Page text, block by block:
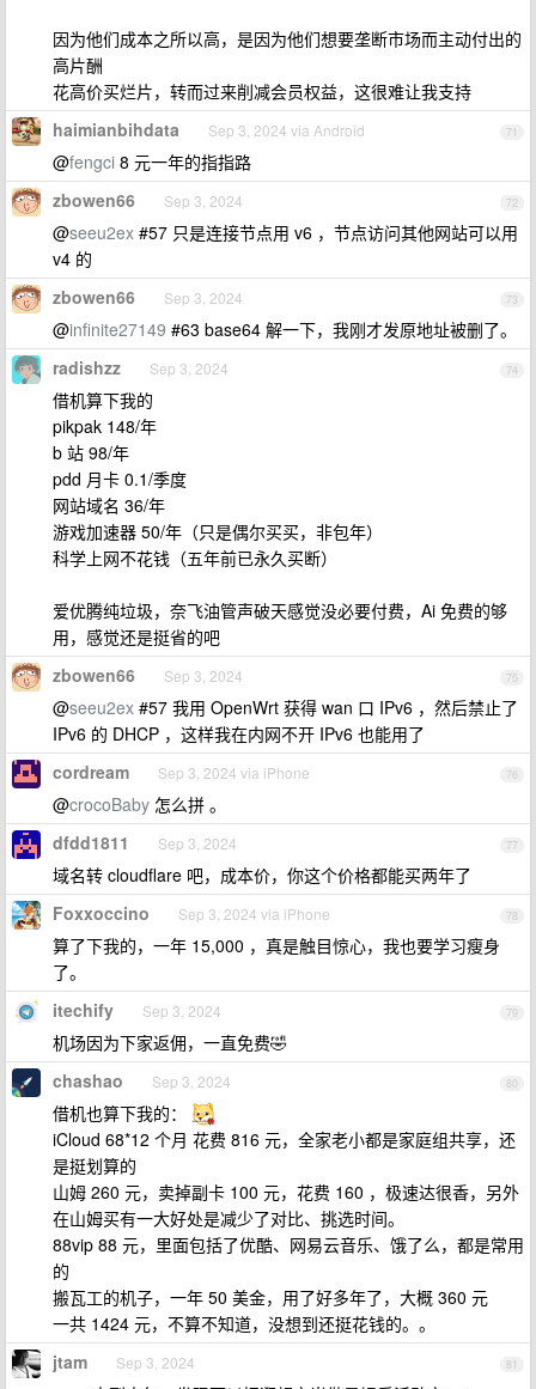
因为他们成本之所以高，是因为他们想要垄断市场而主动付出的
高片酬
花高价买烂片，转而过来削减会员权益，这很难让我支持
71
haimianbihdata Sep 3, 2024 via Android
@fengci 8 元一年的指指路
72
zbowen66 Sep 3, 2024
@seeu2ex #57 只是连接节点用 v6 ，节点访问其他网站可以用
v4 的
73
zbowen66 Sep 3, 2024
@infinite27149 #63 base64 解一下，我刚才发原地址被删了。
74
radishzz Sep 3, 2024
借机算下我的
pikpak 148/年
b 站 98/年
pdd 月卡 0.1/季度
网站域名 36/年
游戏加速器 50/年（只是偶尔买买，非包年）
科学上网不花钱（五年前已永久买断）
爱优腾纯垃圾，奈飞油管声破天感觉没必要付费，Ai 免费的够
用，感觉还是挺省的吧
75
zbowen66 Sep 3, 2024
@seeu2ex #57 我用 OpenWrt 获得 wan 口 IPv6 ，然后禁止了
IPv6 的 DHCP ，这样我在内网不开 IPv6 也能用了
76
cordream Sep 3, 2024 via iPhone
@crocoBaby 怎么拼 。
77
dfdd1811 Sep 3, 2024
域名转 cloudflare 吧，成本价，你这个价格都能买两年了
78
Foxxoccino Sep 3, 2024 via iPhone
算了下我的，一年 15,000 ，真是触目惊心，我也要学习瘦身
了。
79
itechify Sep 3, 2024
机场因为下家返佣，一直免费🤣
80
chashao Sep 3, 2024
借机也算下我的：
iCloud 68*12 个月 花费 816 元，全家老小都是家庭组共享，还
是挺划算的
山姆 260 元，卖掉副卡 100 元，花费 160 ，极速达很香，另外
在山姆买有一大好处是减少了对比、挑选时间。
88vip 88 元，里面包括了优酷、网易云音乐、饿了么，都是常用
的
搬瓦工的机子，一年 50 美金，用了好多年了，大概 360 元
一共 1424 元，不算不知道，没想到还挺花钱的。。
81
jtam Sep 3, 2024